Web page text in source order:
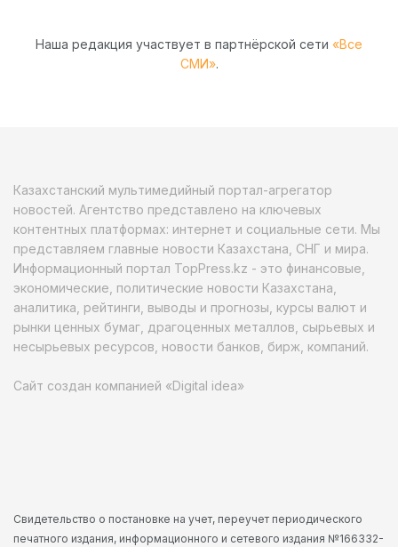
Наша редакция участвует в партнёрской сети «Все
СМИ».
Казахстанский мультимедийный портал-агрегатор
новостей. Агентство представлено на ключевых
контентных платформах: интернет и социальные сети. Мы
представляем главные новости Казахстана, СНГ и мира.
Информационный портал TopPress.kz - это финансовые,
экономические, политические новости Казахстана,
аналитика, рейтинги, выводы и прогнозы, курсы валют и
рынки ценных бумаг, драгоценных металлов, сырьевых и
несырьевых ресурсов, новости банков, бирж, компаний.
Сайт создан компанией «Digital idea»
Свидетельство о постановке на учет, переучет периодического
печатного издания, информационного и сетевого издания №166332-